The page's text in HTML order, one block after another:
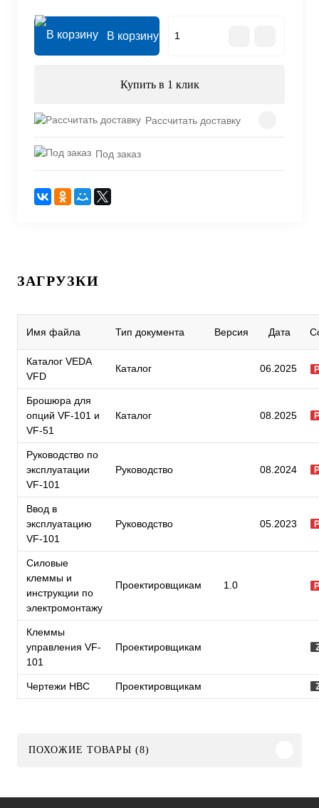
В корзину
Купить в 1 клик
Рассчитать доставку
Под заказ
ЗАГРУЗКИ
Имя файла Тип документа Версия Дата
Каталог VEDA
VFD
Каталог 06.2025
Брошюра для
опций VF-101 и
VF-51
Каталог 08.2025
Руководство по
эксплуатации
VF-101
Руководство 08.2024
Ввод в
эксплуатацию
VF-101
Руководство 05.2023
Силовые
клеммы и
инструкции по
электромонтажу
Проектировщикам 1.0
Клеммы
управления VF-
101
Проектировщикам
Чертежи HBC Проектировщикам
ПОХОЖИЕ ТОВАРЫ (8)